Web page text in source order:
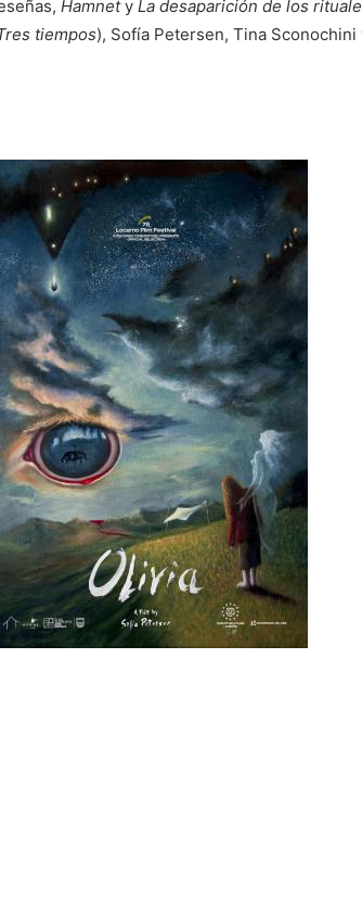
Hamnety La desaparición de los
tiempos), Sofía Petersen, Tina Sconochini